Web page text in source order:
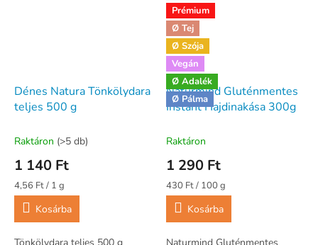
Dénes Natura Tönkölydara
teljes 500 g
Raktáron (>5 db)
1 140 Ft
Egységár:
4,56 Ft / 1 g
Kosárba
Prémium
Ø Tej
Ø Szója
Vegán
Ø Adalék
Ø Pálma
Naturmind Gluténmentes
Instant Hajdinakása 300g
Raktáron
1 290 Ft
Egységár:
430 Ft / 100 g
Kosárba